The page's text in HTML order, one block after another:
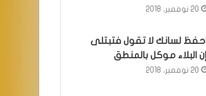
20 نوفمبر، 2018
احفظ لسانك لا تقول فتبتلى
إن البلاء موكل بالمنطق
20 نوفمبر، 2018